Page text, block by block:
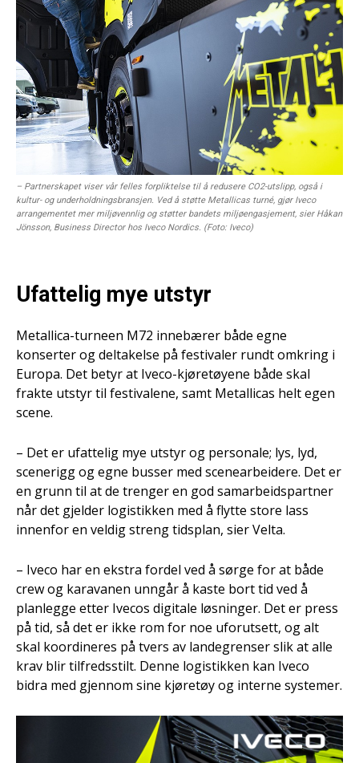
– Partnerskapet viser vår felles forpliktelse til å redusere CO2-utslipp, også i
kultur- og underholdningsbransjen. Ved å støtte Metallicas turné, gjør Iveco
arrangementet mer miljøvennlig og støtter bandets miljøengasjement, sier Håkan
Jönsson, Business Director hos Iveco Nordics. (Foto: Iveco)
Ufattelig mye utstyr
Metallica-turneen M72 innebærer både egne
konserter og deltakelse på festivaler rundt omkring i
Europa. Det betyr at Iveco-kjøretøyene både skal
frakte utstyr til festivalene, samt Metallicas helt egen
scene.
– Det er ufattelig mye utstyr og personale; lys, lyd,
scenerigg og egne busser med scenearbeidere. Det er
en grunn til at de trenger en god samarbeidspartner
når det gjelder logistikken med å flytte store lass
innenfor en veldig streng tidsplan, sier Velta.
– Iveco har en ekstra fordel ved å sørge for at både
crew og karavanen unngår å kaste bort tid ved å
planlegge etter Ivecos digitale løsninger. Det er press
på tid, så det er ikke rom for noe uforutsett, og alt
skal koordineres på tvers av landegrenser slik at alle
krav blir tilfredsstilt. Denne logistikken kan Iveco
bidra med gjennom sine kjøretøy og interne systemer.